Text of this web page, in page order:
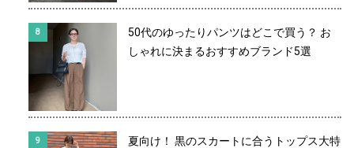
50代のゆったりパンツはどこで買う？ お
しゃれに決まるおすすめブランド5選
夏向け！ 黒のスカートに合うトップス大特